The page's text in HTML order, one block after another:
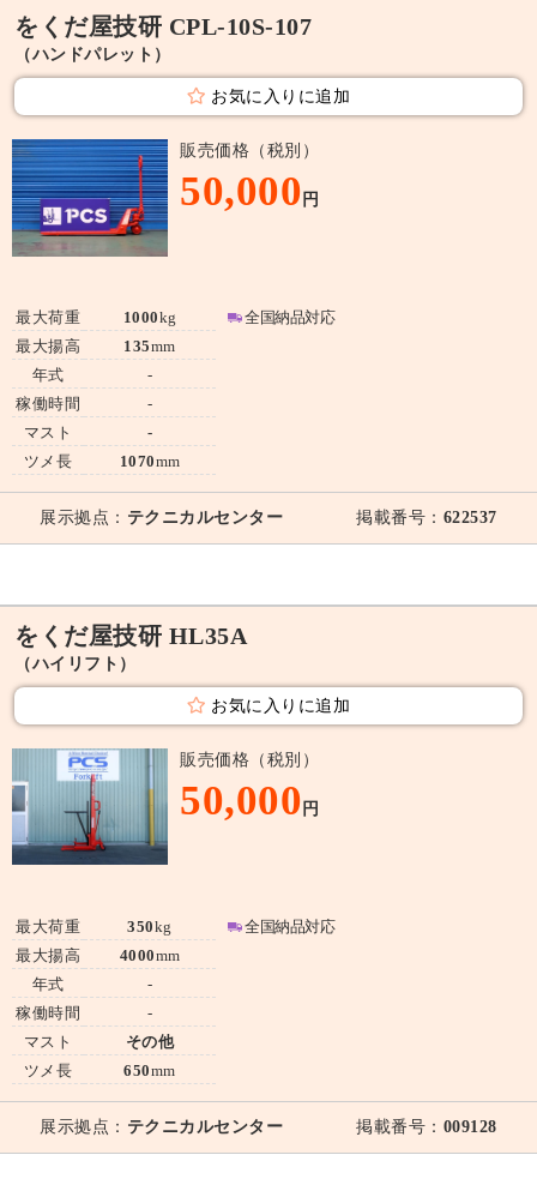
をくだ屋技研 CPL-10S-107
（ハンドパレット）
お気に入りに追加
販売価格（税別）
50,000 円
最大荷重
最大揚高
年式
稼働時間
マスト
ツメ長
1000kg
135mm
-
-
-
1070mm
全国納品対応
展示拠点： テクニカルセンター 掲載番号： 622537
をくだ屋技研 HL35A
（ハイリフト）
お気に入りに追加
販売価格（税別）
50,000 円
最大荷重
最大揚高
年式
稼働時間
マスト
ツメ長
350kg
4000mm
-
-
その他
650mm
全国納品対応
展示拠点： テクニカルセンター 掲載番号： 009128